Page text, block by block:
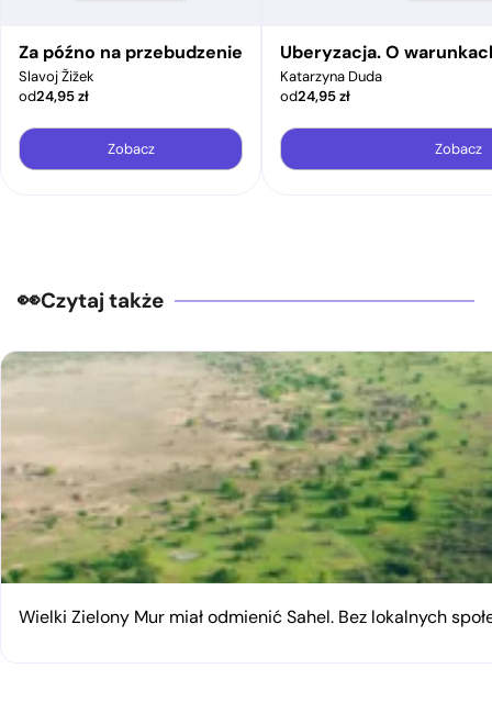
Za późno na przebudzenie
Slavoj Žižek
od24,95zł
Zobacz
Uberyzacja. O
Katarzyna Duda
od24,95zł
Zobacz
Czytaj także
Wielki Zielony Mur miał odmienić Sahel. Bez lokalnych